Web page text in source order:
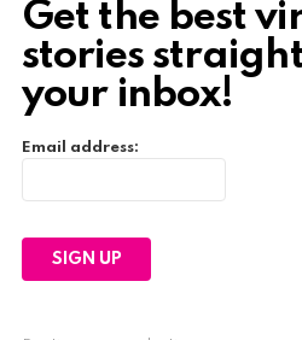
Get the best
stories
your inbox!
Email address: